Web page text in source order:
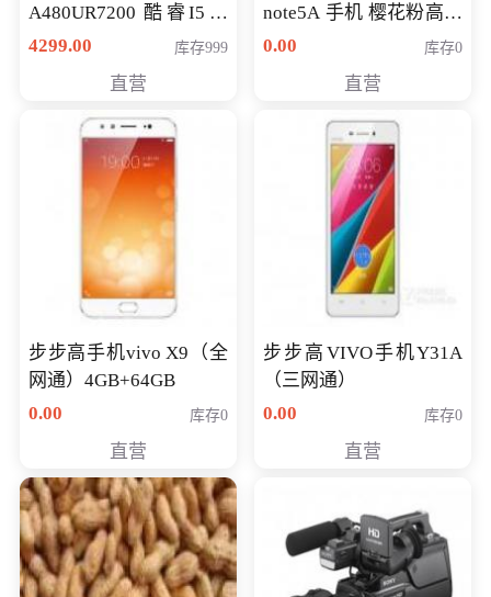
A480UR7200 酷睿I5超
薄学生办公游戏独显笔
NV930-2G独
4299.00 库存999
直营
note5A 手机 樱花粉高配
版 全网通(3G+32G)
0.00 库存0
直营
步步高手机vivo X9（全
网通）4GB+64GB
0.00
库存0
直营
步步高VIVO手机Y31A
（三网通）
0.00
库存0
直营